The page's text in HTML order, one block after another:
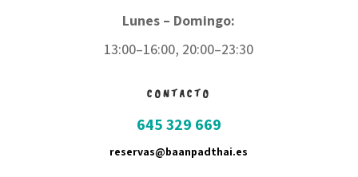
Lunes – Domingo:
13:00–16:00, 20:00–23:30
CONTACTO
645 329 669
reservas@baanpadthai.es